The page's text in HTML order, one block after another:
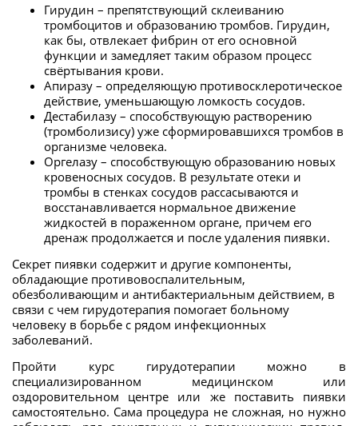
Гирудин – препятствующий склеиванию
тромбоцитов и образованию тромбов. Гирудин,
как бы, отвлекает фибрин от его основной
функции и замедляет таким образом процесс
свёртывания крови.
Апиразу – определяющую противосклеротическое
действие, уменьшающую ломкость сосудов.
Дестабилазу – способствующую растворению
(тромболизису) уже сформировавшихся тромбов в
организме человека.
Оргелазу – способствующую образованию новых
кровеносных сосудов. В результате отеки и
тромбы в стенках сосудов рассасываются и
восстанавливается нормальное движение
жидкостей в пораженном органе, причем его
дренаж продолжается и после удаления пиявки.
Секрет пиявки содержит и другие компоненты,
обладающие противовоспалительным,
обезболивающим и антибактериальным действием, в
связи с чем гирудотерапия помогает больному
человеку в борьбе с рядом инфекционных
заболеваний.
Пройти курс гирудотерапии можно в
специализированном медицинском или
оздоровительном центре или же поставить пиявки
самостоятельно. Сама процедура не сложная, но нужно